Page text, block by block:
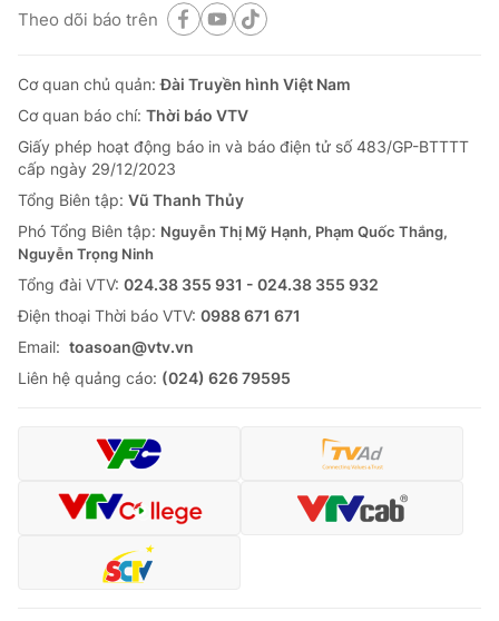
Theo dõi báo trên
Cơ quan chủ quản:Đài Truyền hình Việt Nam
Cơ quan báo chí: Thời báo VTV
Giấy phép hoạt động báo in và báo điện tử số 483/GP-BTTTT
cấp ngày 29/12/2023
Tổng Biên tập: Vũ Thanh Thủy
Phó Tổng Biên tập: Nguyễn Thị Mỹ Hạnh, Phạm Quốc Thắng,
Nguyễn Trọng Ninh
Tổng đài VTV: 024.38 355 931 - 024.38 355 932
Ðiện thoại Thời báo VTV: 0988 671 671
Email: toasoan@vtv.vn
Liên hệ quảng cáo: (024) 626 79595